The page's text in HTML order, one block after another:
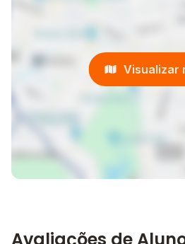
Visualizar